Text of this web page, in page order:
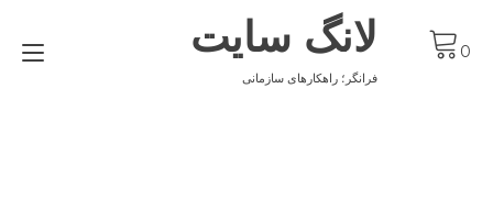
content
لانگ سایت
فرانگر؛ راهکارهای سازمانی
0